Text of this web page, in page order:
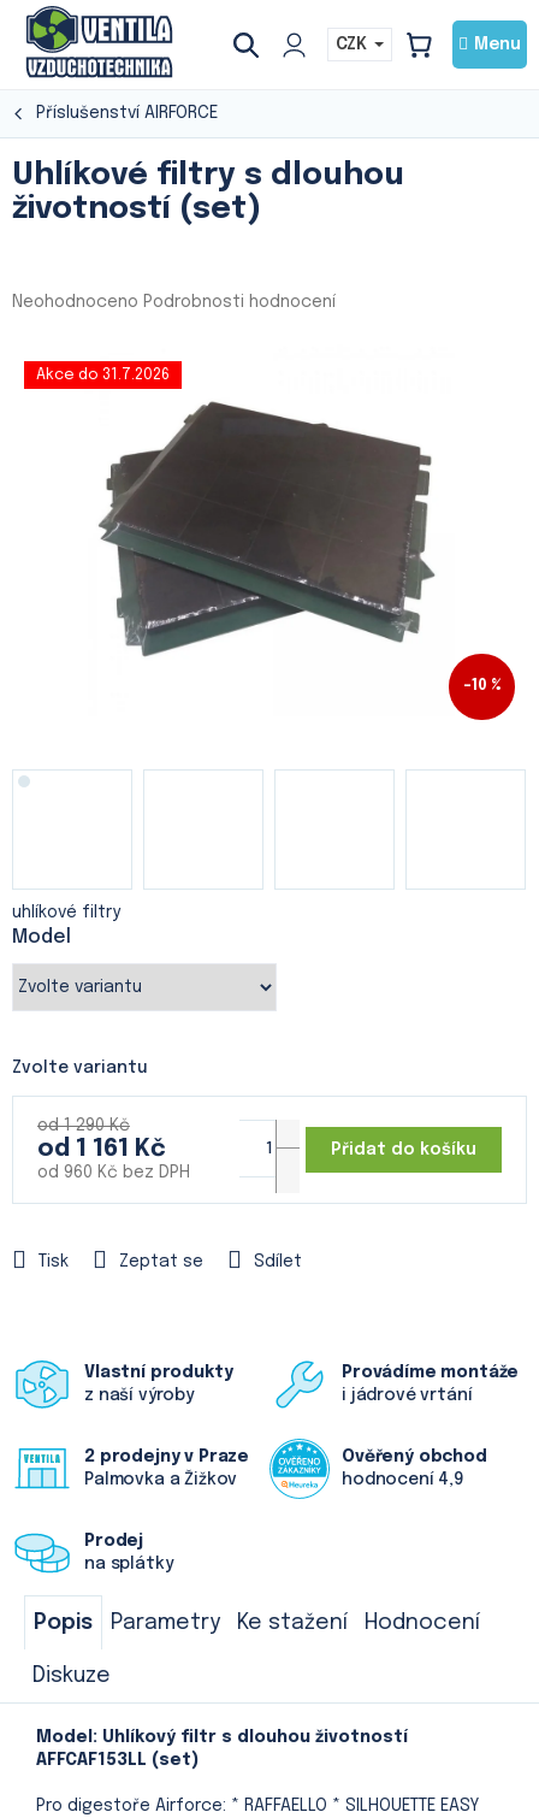
Přejít
obsah
CZK
NÁKUPNÍ
Příslušenství AIRFORCE
Uhlíkové filtry s dlouhou
životností (set)
Průměrné
0,0
Neohodnoceno Podrobnosti hodnocení
–10 %
Akce do 31.7.2026
Model
uhlíkové filtry
Tisk Zeptat se Sdílet
Zvolte variantu
od 1 290 Kč
od 1 161 Kč
od 960 Kč bez DPH
Přidat do košíku
Vlastní produkty
z naší výroby
Provádíme montáže
i jádrové vrtání
2 prodejny v Praze
Palmovka a Žižkov
Ověřený obchod
hodnocení 4,9
Prodej
na splátky
Popis Parametry Ke stažení Hodnocení
Diskuze
Model: Uhlíkový filtr s dlouhou životností
AFFCAF153LL (set)
Pro digestoře Airforce: * RAFFAELLO * SILHOUETTE EASY